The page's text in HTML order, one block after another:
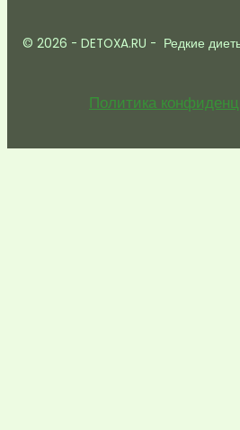
© 2026 - DETOXA.RU - Редкие
Политика